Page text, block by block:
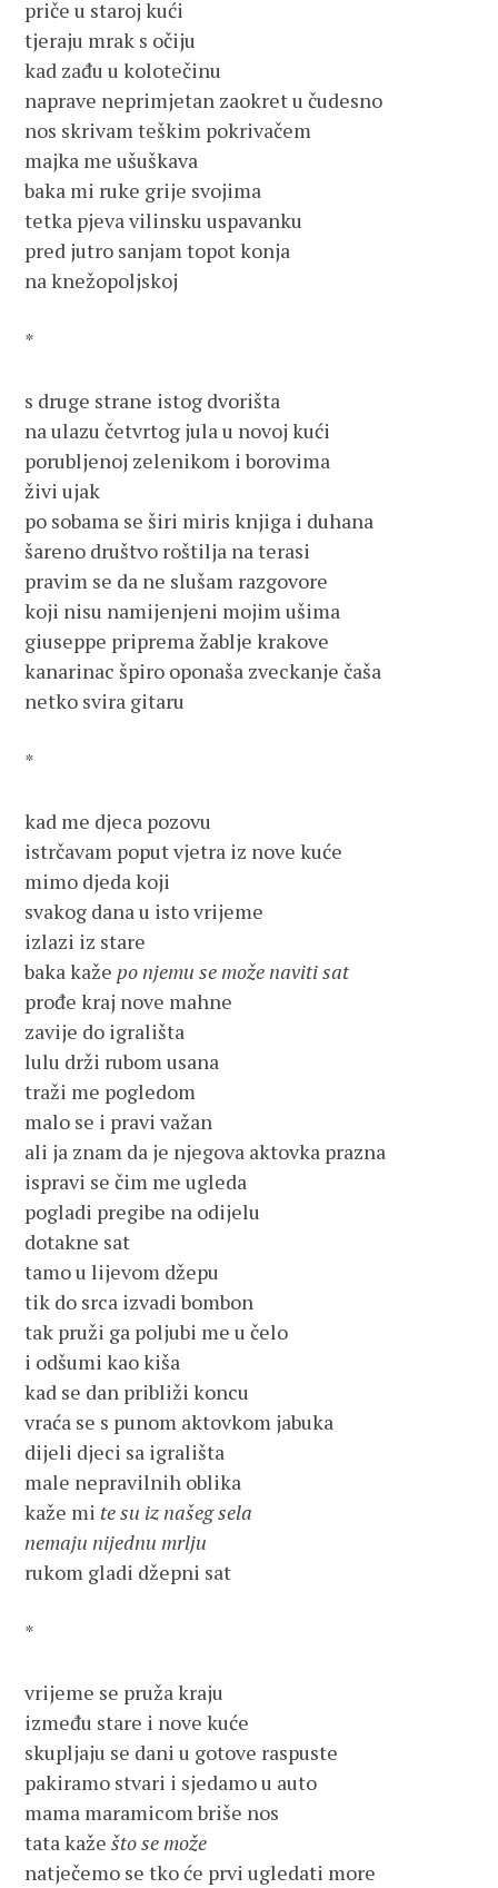
priče u staroj kući
tjeraju mrak s očiju
kad zađu u kolotečinu
naprave neprimjetan zaokret u čudesno
nos skrivam teškim pokrivačem
majka me ušuškava
baka mi ruke grije svojima
tetka pjeva vilinsku uspavanku
pred jutro sanjam topot konja
na knežopoljskoj
*
s druge strane istog dvorišta
na ulazu četvrtog jula u novoj kući
porubljenoj zelenikom i borovima
živi ujak
po sobama se širi miris knjiga i duhana
šareno društvo roštilja na terasi
pravim se da ne slušam razgovore
koji nisu namijenjeni mojim ušima
giuseppe priprema žablje krakove
kanarinac špiro oponaša zveckanje čaša
netko svira gitaru
*
kad me djeca pozovu
istrčavam poput vjetra iz nove kuće
mimo djeda koji
svakog dana u isto vrijeme
izlazi iz stare
baka kaže po njemu se može naviti sat
prođe kraj nove mahne
zavije do igrališta
lulu drži rubom usana
traži me pogledom
malo se i pravi važan
ali ja znam da je njegova aktovka prazna
ispravi se čim me ugleda
pogladi pregibe na odijelu
dotakne sat
tamo u lijevom džepu
tik do srca izvadi bombon
tak pruži ga poljubi me u čelo
i odšumi kao kiša
kad se dan približi koncu
vraća se s punom aktovkom jabuka
dijeli djeci sa igrališta
male nepravilnih oblika
kaže mi te su iz našeg sela
nemaju nijednu mrlju
rukom gladi džepni sat
*
vrijeme se pruža kraju
između stare i nove kuće
skupljaju se dani u gotove raspuste
pakiramo stvari i sjedamo u auto
mama maramicom briše nos
tata kaže što se može
natječemo se tko će prvi ugledati more